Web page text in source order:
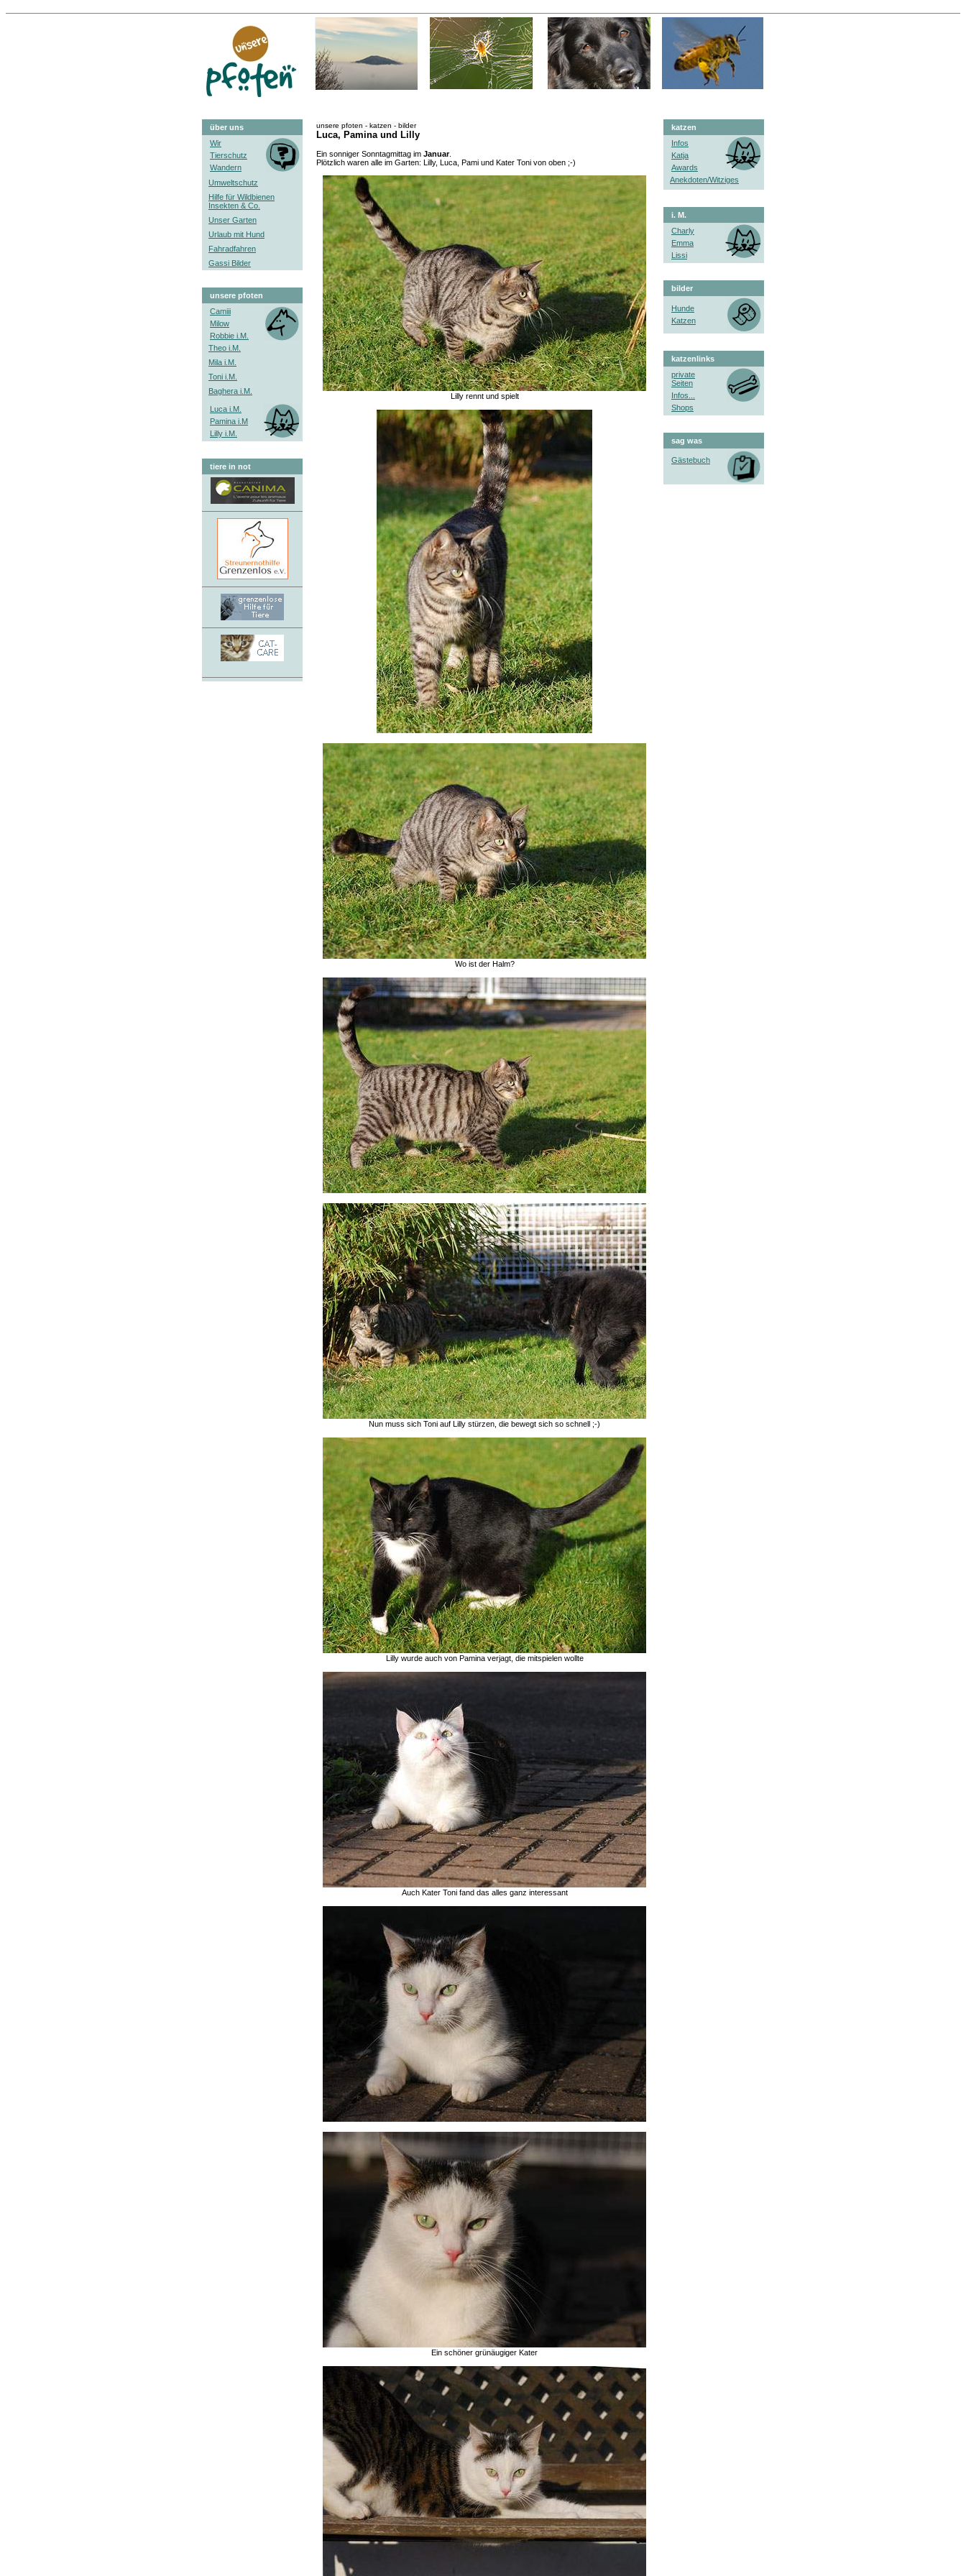
über uns
Wir
Tierschutz
Wandern
Umweltschutz
Hilfe für Wildbienen
Insekten & Co.
Unser Garten
Urlaub mit Hund
Fahradfahren
Gassi Bilder
unsere pfoten
Camiii
Milow
Robbie i.M.
Theo i.M.
Mila i.M.
Toni i.M.
Baghera i.M.
Luca i.M.
Pamina i.M
Lilly i.M.
tiere in not
unsere pfoten - katzen - bilder
Luca, Pamina und Lilly
Ein sonniger Sonntagmittag im Januar.
Plötzlich waren alle im Garten: Lilly, Luca, Pami und Kater Toni von oben ;-)
Lilly rennt und spielt
Wo ist der Halm?
Nun muss sich Toni auf Lilly stürzen, die bewegt sich so schnell ;-)
Lilly wurde auch von Pamina verjagt, die mitspielen wollte
Auch Kater Toni fand das alles ganz interessant
Ein schöner grünäugiger Kater
katzen
Infos
Katja
Awards
Anekdoten/Witziges
i. M.
Charly
Emma
Lissi
bilder
Hunde
Katzen
katzenlinks
private
Seiten
Infos...
Shops
sag was
Gästebuch